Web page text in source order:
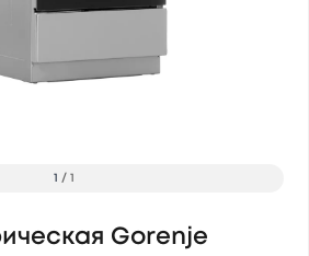
1 / 1
Gorenje